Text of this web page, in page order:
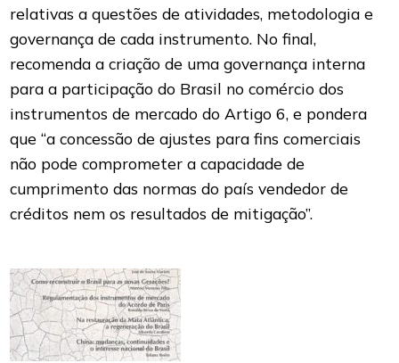
relativas a questões de atividades, metodologia e
governança de cada instrumento. No final,
recomenda a criação de uma governança interna
para a participação do Brasil no comércio dos
instrumentos de mercado do Artigo 6, e pondera
que “a concessão de ajustes para fins comerciais
não pode comprometer a capacidade de
cumprimento das normas do país vendedor de
créditos nem os resultados de mitigação”.